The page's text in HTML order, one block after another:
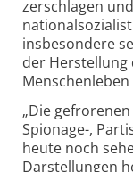
zerschlagen
insbesondere
der Herstellung
„Die
Spionage-,
heute noch
Darstellungen